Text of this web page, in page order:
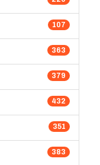
107
363
379
432
351
383